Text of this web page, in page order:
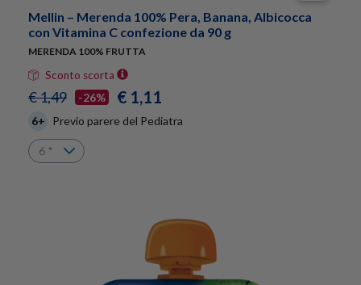
Mellin – Merenda 100% Pera, Banana, Albicocca
con Vitamina C confezione da 90 g
MERENDA 100% FRUTTA
Sconto scorta
€ 1,49 -26% € 1,11
6+ Previo parere del Pediatra